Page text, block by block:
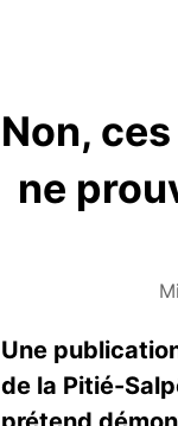
Non,
ne
Une
de la Pitié-